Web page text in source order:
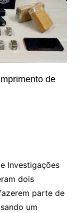
de
Investigações
dois
parte de
um